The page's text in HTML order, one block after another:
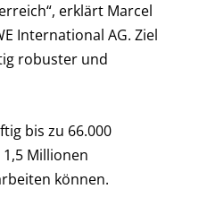
erklärt Marcel
International AG. Ziel
robuster und
bis zu 66.000
Millionen
können.